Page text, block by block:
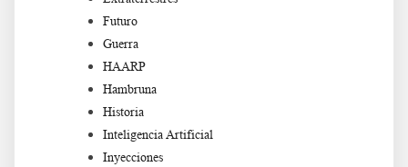
Futuro
Guerra
HAARP
Hambruna
Historia
Inteligencia Artificial
Inyecciones